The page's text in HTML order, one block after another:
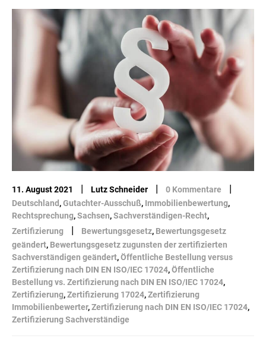
11. August 2021 | Lutz Schneider | 0 Kommentare |
Deutschland,Gutachter-Ausschuß, Immobilienbewertung,
Rechtsprechung,Sachsen,Sachverständigen-Recht,
Zertifizierung
| Bewertungsgesetz, Bewertungsgesetz
geändert, Bewertungsgesetz zugunsten der zertifizierten
Sachverständigen geändert,Öffentliche Bestellung versus
Zertifizierung nach DIN EN ISO/IEC 17024,Öffentliche
Bestellung vs. Zertifizierung nach DIN EN ISO/IEC 17024,
Zertifizierung,Zertifizierung 17024,Zertifizierung
Immobilienbewerter,Zertifizierung nach DIN EN ISO/IEC 17024,
Zertifizierung Sachverständige